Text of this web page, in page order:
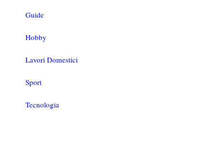
Guide
Hobby
Lavori Domestici
Sport
Tecnologia